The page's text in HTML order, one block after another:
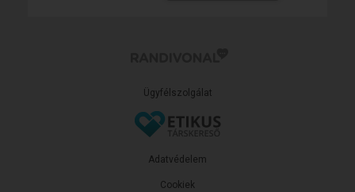
Ügyfélszolgálat
Adatvédelem
Cookiek